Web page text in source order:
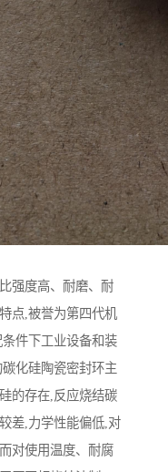
强度高、耐磨、耐
点,被誉为第四代机
件下工业设备和装
化硅陶瓷密封环主
的存在,反应烧结碳
差,力学性能偏低,对
对使用温度、耐腐